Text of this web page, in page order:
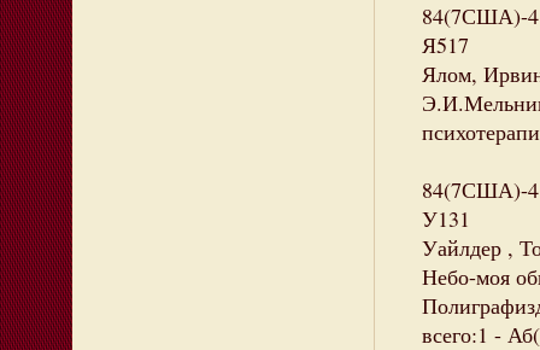
84(7США)-4
Я517
Ялом,
84(7США)-4
У131
Уайлдер ,
Небо-моя
всего:1 -